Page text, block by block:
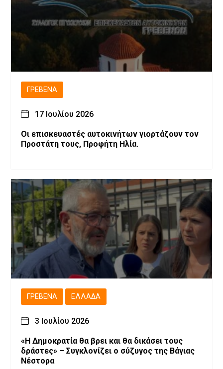
ΓΡΕΒΕΝΆ
17 Ιουλίου 2026
Οι επισκευαστές αυτοκινήτων γιορτάζουν τον
Προστάτη τους, Προφήτη Ηλία.
ΓΡΕΒΕΝΆ ΕΛΛΆΔΑ
3 Ιουλίου 2026
«Η Δημοκρατία θα βρει και θα δικάσει τους
δράστες» – Συγκλονίζει ο σύζυγος της Βάγιας
Νέστορα